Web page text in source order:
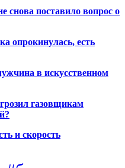
снова поставило вопрос о
опрокинулась, есть
в искусственном
газовщикам
и скорость